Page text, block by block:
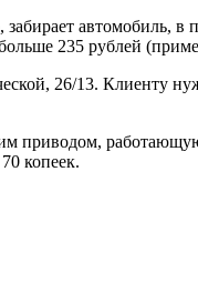
автомобиль,
235 рублей
26/13. Клиенту
приводом,
копеек.